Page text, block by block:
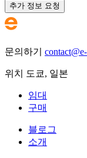
추가 정보 요청
문의하기
위치 도쿄, 일본
임대
구매
블로그
소개